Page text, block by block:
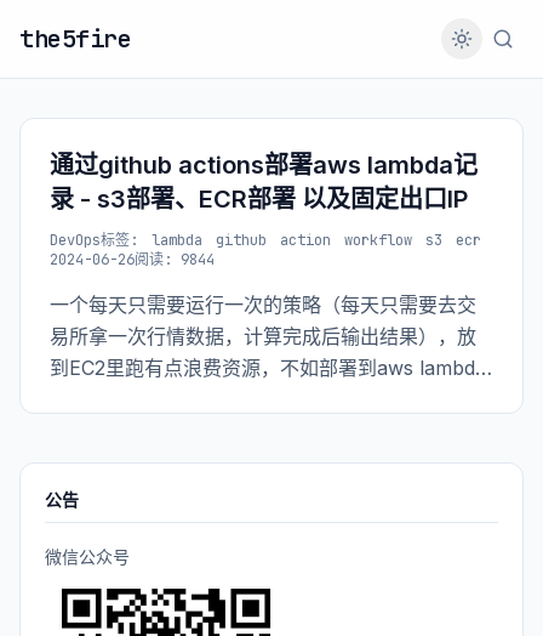
the5fire
通过github actions部署aws lambda记
录 - s3部署、ECR部署 以及固定出口IP
DevOps标签: lambda github action workflow s3
ecr
2024-06-26阅读: 9844
一个每天只需要运行一次的策略（每天只需要去交
易所拿一次行情数据，计算完成后输出结果），放
到EC2里跑有点浪费资源，不如部署到aws lambda
公告
微信公众号